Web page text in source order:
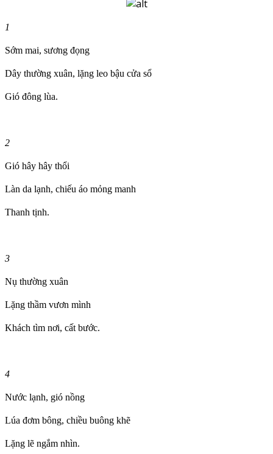
1
Sớm mai, sương đọng
Dây thường xuân, lặng leo bậu cửa sổ
Gió đông lùa.
2
Gió hây hây thổi
Làn da lạnh, chiếu áo mỏng manh
Thanh tịnh.
3
Nụ thường xuân
Lặng thầm vươn mình
Khách tìm nơi, cất bước.
4
Nước lạnh, gió nồng
Lúa đơm bông, chiều buông khẽ
Lặng lẽ ngắm nhìn.